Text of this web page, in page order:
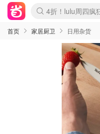
Boticinal 夏促开抢
4折！lulu周四疯
还没结束！
Joybuy变相75折
速领！Stanley独
疑似霸哥！
Zalando 奥莱闪
Moncler反季囤！
Coach Brooklyn
首页 家居厨卫 日用杂货